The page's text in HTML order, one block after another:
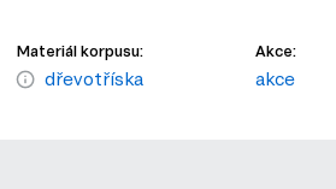
Materiál korpusu:
dřevotříska
Akce:
akce